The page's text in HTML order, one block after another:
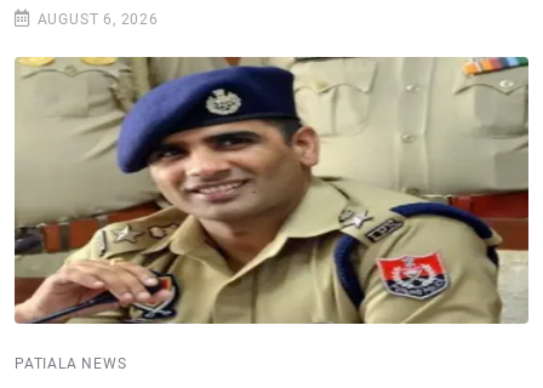
AUGUST 6, 2026
PATIALA NEWS